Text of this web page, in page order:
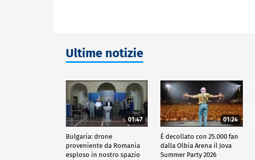
Ultime notizie
01:47
Bulgaria: drone
proveniente da Romania
esploso in nostro spazio
01:24
É decollato con 25.000 fan
dalla Olbia Arena il Jova
Summer Party 2026